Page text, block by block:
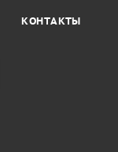
КОНТАКТЫ